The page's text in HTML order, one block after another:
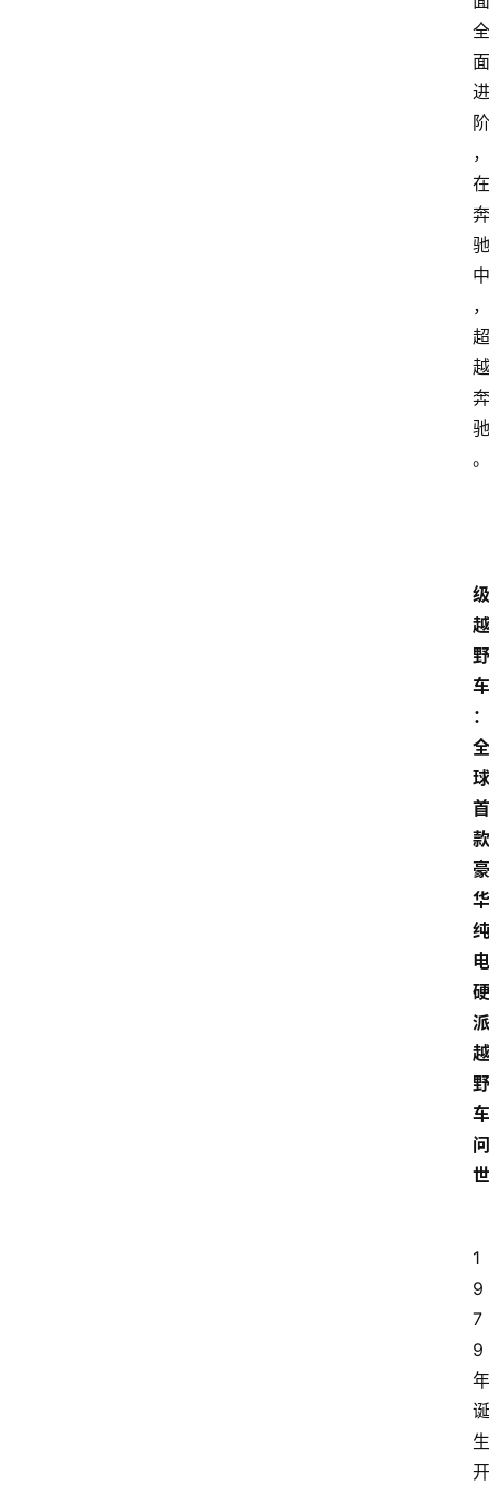
全
面
进
阶
，
在
奔
驰
中
，
超
越
奔
驰
。
级
越
野
车
：
全
球
首
款
豪
华
纯
电
硬
派
越
野
车
问
世
1
9
7
9
年
诞
生
开